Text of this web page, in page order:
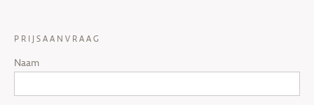
PRIJSAANVRAAG
Naam